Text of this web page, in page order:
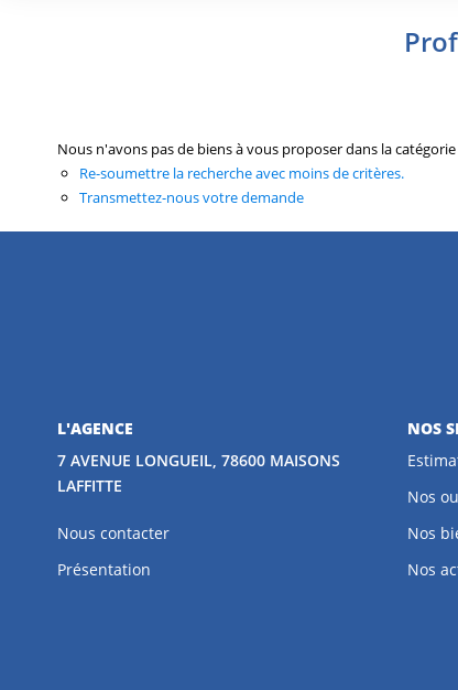
Nous n'avons pas de biens à vous proposer dans la
Re-soumettre la recherche avec moins de critères.
Transmettez-nous votre demande
L'AGENCE
7 AVENUE LONGUEIL, 78600 MAISONS
LAFFITTE
Nous contacter
Présentation
NOS
Nos
Nos
Nos